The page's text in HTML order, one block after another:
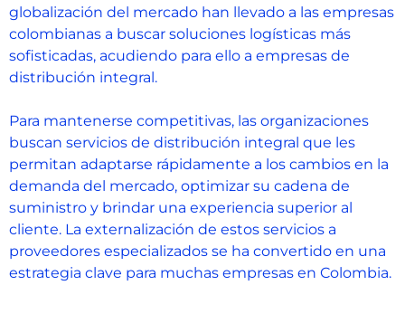
globalización del mercado han llevado a las empresas
colombianas a buscar soluciones logísticas más
sofisticadas, acudiendo para ello a empresas de
distribución integral.
Para mantenerse competitivas, las organizaciones
buscan servicios de distribución integral que les
permitan adaptarse rápidamente a los cambios en la
demanda del mercado, optimizar su cadena de
suministro y brindar una experiencia superior al
cliente. La externalización de estos servicios a
proveedores especializados se ha convertido en una
estrategia clave para muchas empresas en Colombia.